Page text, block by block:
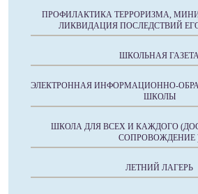
ПРОФИЛАКТИКА ТЕРРОРИЗМА,
ЛИКВИДАЦИЯ ПОСЛЕДСТВИЙ
ШКОЛЬНАЯ
ЭЛЕКТРОННАЯ ИНФОРМАЦИОННО-
ШКОЛЫ
ШКОЛА ДЛЯ ВСЕХ И КАЖДОГО
СОПРОВОЖДЕНИЕ
ЛЕТНИЙ ЛАГЕРЬ